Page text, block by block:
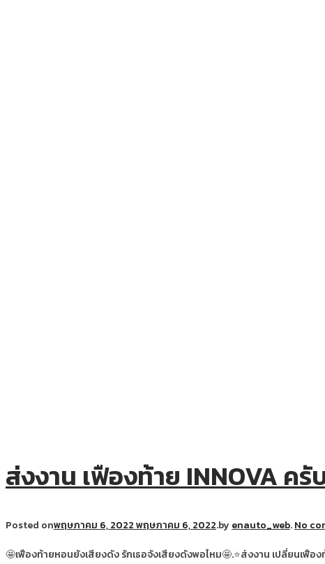
ส่งงาน เฟืองท้าย INNOVA ครั
Posted onพฤษภาคม 6, 2022พฤษภาคม 6, 2022.by enauto_web.No
🤩เฟืองท้ายหอนยังเสียงดัง รักเธอจังเสียงดังพอไหม🤩.⭐ส่งงาน เปลี่ยนเฟื